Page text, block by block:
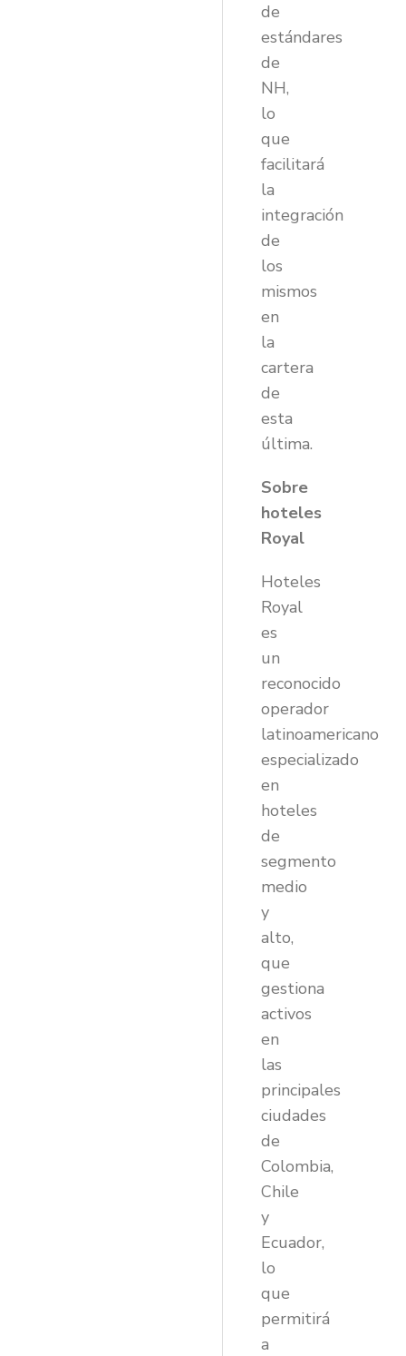
de
estándares
de
NH,
lo
que
facilitará
la
integración
de
los
mismos
en
la
cartera
de
esta
última.
Sobre
hoteles
Royal
Hoteles
Royal
es
un
reconocido
operador
latinoamericano
especializado
en
hoteles
de
segmento
medio
y
alto,
que
gestiona
activos
en
las
principales
ciudades
de
Colombia,
Chile
y
Ecuador,
lo
que
permitirá
a